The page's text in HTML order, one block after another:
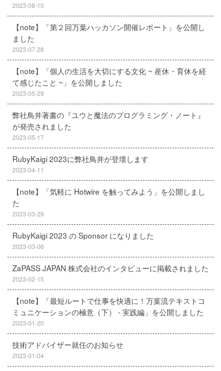
2023-08-10
【note】「第２回万葉ハッカソン開催レポート」を公開し
ました
2023-07-28
【note】「個人の生活を大切にする文化 ~ 産休・育休を経
て感じたこと ~」を公開しました
2023-05-29
弊社鳥井著書の『ユウと魔法のプログラミング・ノート』
が発売されました
2023-05-17
RubyKaigi 2023に弊社鳥井が登壇します
2023-04-11
【note】「気軽に Hotwire を触ってみよう」を公開しまし
た
2023-03-29
RubyKaigi 2023 の Sponsor になりました
2023-03-06
ZaPASS JAPAN 株式会社のインタビューに掲載されました
2023-02-15
【note】「最短ルートで仕事を快適に！万葉流テキストコ
ミュニケーションの極意（下） - 実践編」を公開しました
2023-01-20
技術アドバイザー就任のお知らせ
2023-01-04